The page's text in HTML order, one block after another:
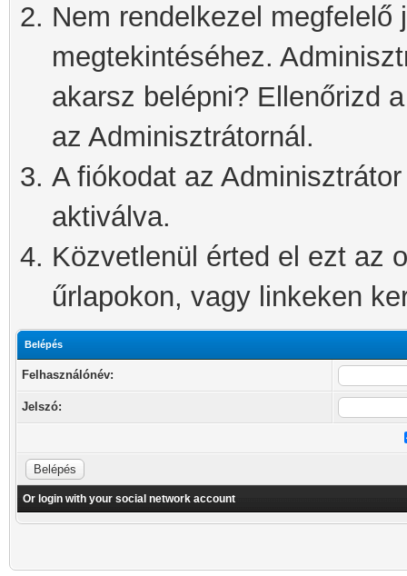
Nem rendelkezel megfelelő
megtekintéséhez.
akarsz belépni? Ellenőrizd
az Adminisztrátornál.
A fiókodat az
aktiválva.
Közvetlenül érted el ezt az
űrlapokon, vagy linkeken
Belépés
Felhasználónév:
Jelszó:
Or login with your social network account